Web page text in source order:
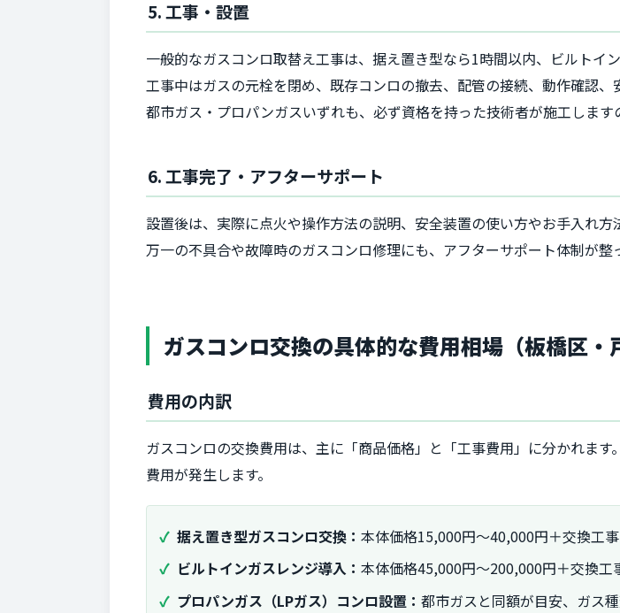
5. 工事・設置
一般的なガスコンロ取替え工事は、据え置き型なら1時間以内、ビルトイ
工事中はガスの元栓を閉め、既存コンロの撤去、配管の接続、動作確認、
都市ガス・プロパンガスいずれも、必ず資格を持った技術者が施工します
6. 工事完了・アフターサポート
設置後は、実際に点火や操作方法の説明、安全装置の使い方やお手入れ方
万一の不具合や故障時のガスコンロ修理にも、アフターサポート体制が整
ガスコンロ交換の具体的な費用相場（板橋区・
費用の内訳
ガスコンロの交換費用は、主に「商品価格」と「工事費用」に分かれま
費用が発生します。
据え置き型ガスコンロ交換： 本体価格15,000円～40,000円＋交換工
ビルトインガスレンジ導入： 本体価格45,000円～200,000円＋交換
プロパンガス（LPガス）コンロ設置： 都市ガスと同額が目安、ガス